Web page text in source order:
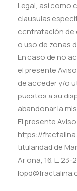
Legal, así como
cláusulas
contratación de
o uso de zonas
En caso de no
el presente
de acceder y/o
puestos a su
abandonar la
El presente
https://
titularidad de
Arjona, 16. L. 23-